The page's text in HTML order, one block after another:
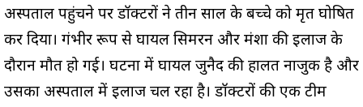
अस्पताल पहुंचने पर डॉक्टरों ने तीन साल के बच्चे को मृत घोषित
कर दिया। गंभीर रूप से घायल सिमरन और मंशा की इलाज के
दौरान मौत हो गई। घटना में घायल जुनैद की हालत नाजुक है और
उसका अस्पताल में इलाज चल रहा है। डॉक्टरों की एक टीम